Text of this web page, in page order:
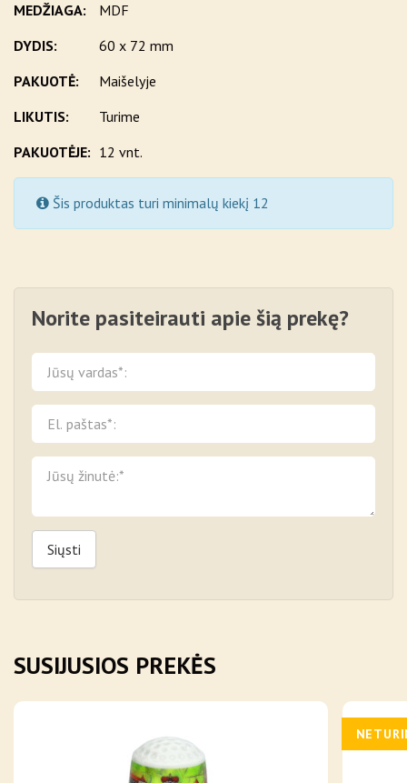
MEDŽIAGA:
MDF
DYDIS:
60 x 72 mm
PAKUOTĖ:
Maišelyje
LIKUTIS:
Turime
PAKUOTĖJE: 12 vnt.
Šis produktas turi minimalų kiekį 12
Norite pasiteirauti apie šią prekę?
Siųsti
SUSIJUSIOS PREKĖS